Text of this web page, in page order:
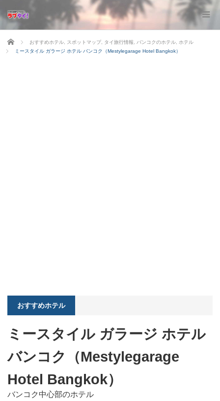
ホーム おすすめホテル スポットマップ, タイ旅行情報 バンコクのホテル
ホテル
ミースタイル ガラージ ホテル バンコク（Mestylegarage Hotel Bangkok）
おすすめホテル
ミースタイル ガラージ ホテル
バンコク（Mestylegarage
Hotel Bangkok）
バンコク中心部のホテル